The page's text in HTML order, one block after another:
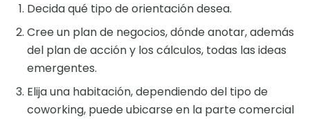
Decida qué tipo de orientación desea.
Cree un plan de negocios, dónde anotar, además
del plan de acción y los cálculos, todas las ideas
emergentes.
Elija una habitación, dependiendo del tipo de
coworking, puede ubicarse en la parte comercial